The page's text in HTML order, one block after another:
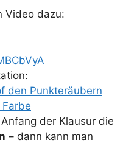
Video dazu:
den Punkteräubern
der Klausur die
– dann kann man